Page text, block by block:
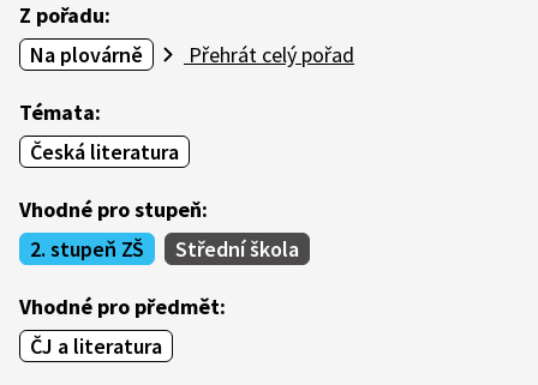
Z pořadu:
Na plovárně
Přehrát celý pořad
Témata:
Česká literatura
Vhodné pro stupeň:
2. stupeň ZŠ
Střední škola
Vhodné pro předmět:
ČJ a literatura